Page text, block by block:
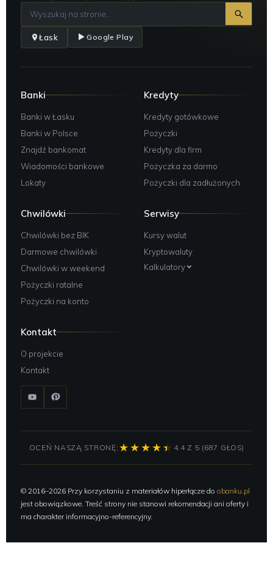
Łask Google Play
Banki
Banki w Łasku
Banki w Polsce
Znajdź bankomat
Wiadomości bankowe
Lokaty
Kredyty
Kredyty gotówkowe
Pożyczki
Kredyty dla firm
Pożyczka za darmo
Pożyczki dla zadłużonych
Chwilówki
Chwilówki bez BIK
Darmowe chwilówki
Chwilówki w weekend
Pożyczki ratalne
Pożyczki na konto
Serwisy
Kursy walut
Kryptowaluty
Kalkulatory
Kontakt
O projekcie
Kontakt
OCEŃ NASZĄ STRONĘ: 4.4 Z 5 (687 GŁOS)
© 2016–2026 Przy korzystaniu z materiałów hiperłącze do obanku.pl
jest obowiązkowe. Treść strony nie stanowi rekomendacji ani oferty i
ma charakter informacyjno-referencyjny.